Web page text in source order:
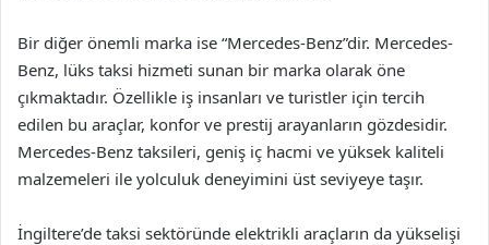
Bir diğer önemli marka ise “Mercedes-Benz”dir. Mercedes-
Benz, lüks taksi hizmeti sunan bir marka olarak öne
çıkmaktadır. Özellikle iş insanları ve turistler için tercih
edilen bu araçlar, konfor ve prestij arayanların gözdesidir.
Mercedes-Benz taksileri, geniş iç hacmi ve yüksek kaliteli
malzemeleri ile yolculuk deneyimini üst seviyeye taşır.
İngiltere’de taksi sektöründe elektrikli araçların da yükselişi